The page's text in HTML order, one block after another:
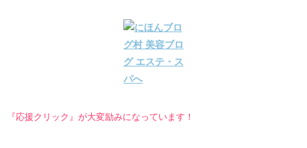
『応援クリック』が大変励みになっています！